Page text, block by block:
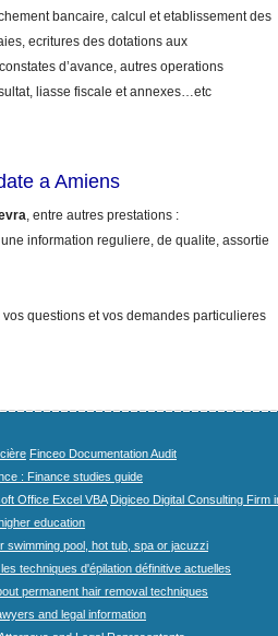
bancaire, calcul et etablissement des
ecritures des dotations aux
d’avance, autres operations
liasse fiscale et annexes…etc
a Amiens
, entre autres prestations :
information reguliere, de qualite, assortie
questions et vos demandes particulieres
Finceo Documentation Audit
: Finance studies guide
Office Excel VBA Digiceo Digital Consulting Firm
education
swimming pool, hot tub, spa or jacuzzi
techniques d'épilation définitive actuelles
permanent hair removal techniques
and legal information